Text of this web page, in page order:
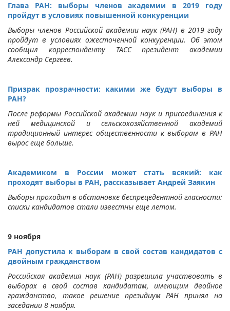
Глава РАН: выборы членов академии в 2019 году
пройдут в условиях повышенной конкуренции
Выборы членов Российской академии наук (РАН) в 2019 году
пройдут в условиях ожесточенной конкуренции. Об этом
сообщил корреспонденту ТАСС президент академии
Александр Сергеев.
Призрак прозрачности: какими же будут выборы в
РАН?
После реформы Российской академии наук и присоединения к
ней медицинской и сельскохозяйственной академий
традиционный интерес общественности к выборам в РАН
вырос еще больше.
Академиком в России может стать всякий: как
проходят выборы в РАН, рассказывает Андрей Заякин
Выборы проходят в обстановке беспрецедентной гласности:
списки кандидатов стали известны еще летом.
9 ноября
РАН допустила к выборам в свой состав кандидатов с
двойным гражданством
Российская академия наук (РАН) разрешила участвовать в
выборах в свой состав кандидатам, имеющим двойное
гражданство, такое решение президиум РАН принял на
заседании 8 ноября.